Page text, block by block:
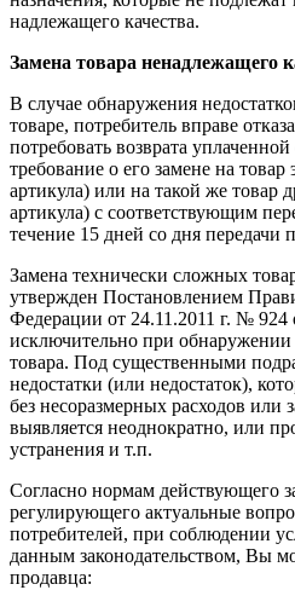
надлежащего качества.
Замена товара ненадлежащего
В случае обнаружения
товаре, потребитель вправе
потребовать возврата
требование о его замене на
артикула) или на такой же товар
артикула) с соответствующим
течение 15 дней со дня передачи
Замена технически сложных
утвержден Постановлением
Федерации от 24.11.2011 г. № 924
исключительно при обнаружении
товара. Под существенными
недостатки (или недостаток),
без несоразмерных расходов или
выявляется неоднократно, или
устранения и т.п.
Согласно нормам действующего
регулирующего актуальные
потребителей, при соблюдении
данным законодательством, Вы
продавца: